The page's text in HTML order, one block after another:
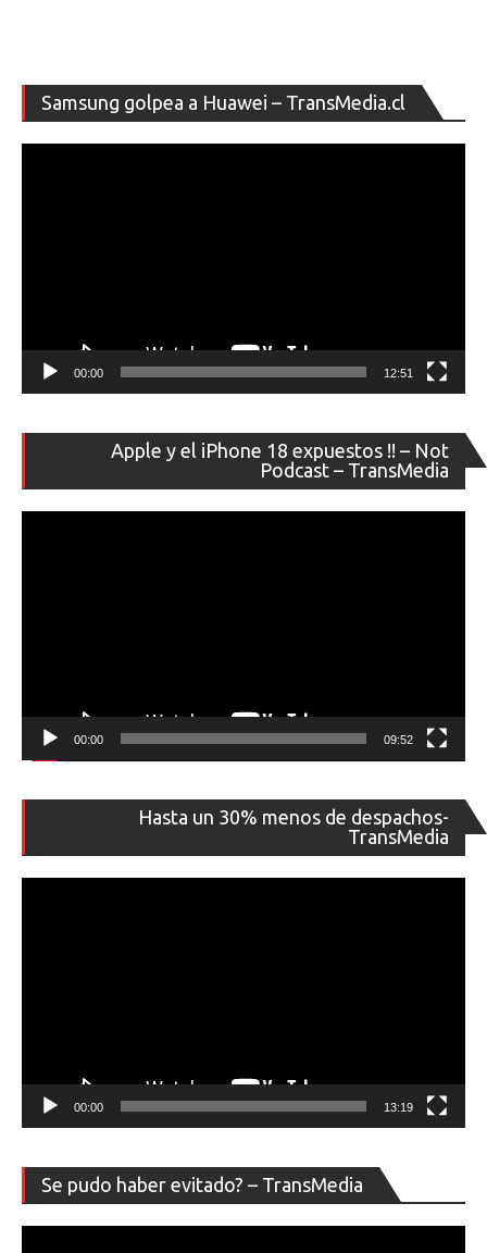
Samsung golpea a Huawei – TransMedia.cl
de
00:00 12:51
Apple y el iPhone 18 expuestos !! – Not
Podcast – TransMedia
de
00:00 09:52
Hasta un 30% menos de despachos-
TransMedia
de
00:00 13:19
Se pudo haber evitado? – TransMedia
de